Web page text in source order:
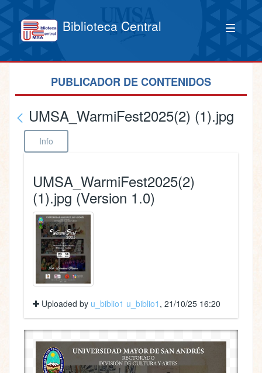
Biblioteca Central
PUBLICADOR DE CONTENIDOS
UMSA_WarmiFest2025(2) (1).jpg
Info
UMSA_WarmiFest2025(2)
(1).jpg (Version 1.0)
Uploaded by u_biblio1 u_biblio1 , 21/10/25 16:20